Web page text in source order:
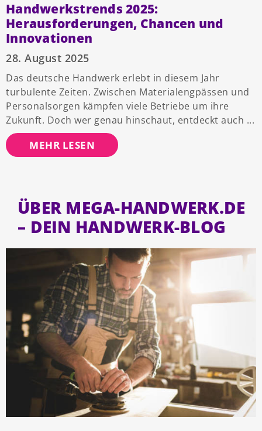
Handwerkstrends 2025:
Herausforderungen, Chancen und
Innovationen
28. August 2025
Das deutsche Handwerk erlebt in diesem Jahr
turbulente Zeiten. Zwischen Materialengpässen und
Personalsorgen kämpfen viele Betriebe um ihre
Zukunft. Doch wer genau hinschaut, entdeckt auch
MEHR LESEN
ÜBER MEGA-HANDWERK.DE
– DEIN HANDWERK-BLOG